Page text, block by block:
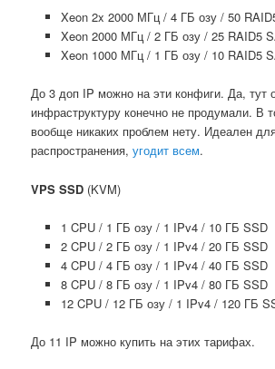
Xeon 2x 2000 МГц / 4 ГБ озу / 50
Xeon 2000 МГц / 2 ГБ озу / 25 RAID5
Xeon 1000 МГц / 1 ГБ озу / 10 RAID5
До 3 доп IP можно на эти конфиги. Да, тут
инфраструктуру конечно не продумали. В
вообще никаких проблем нету. Идеален
распространения,угодит всем.
VPS SSD (KVM)
1 CPU / 1 ГБ озу / 1 IPv4 / 10 ГБ SSD
2 CPU / 2 ГБ озу / 1 IPv4 / 20 ГБ SSD
4 CPU / 4 ГБ озу / 1 IPv4 / 40 ГБ SSD
8 CPU / 8 ГБ озу / 1 IPv4 / 80 ГБ SSD
12 CPU / 12 ГБ озу / 1 IPv4 / 120 ГБ
До 11 IP можно купить на этих тарифах.